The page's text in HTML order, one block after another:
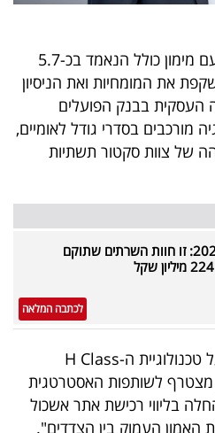
בהמשך דבריו, ציין ארבל: "עם מימון כולל הנאמד בכ-5.7
את המומחיות ואת הניסיון
העסקית בבנק הפועלים
מורכבים בסדרי גודל לאומיים,
של צוות סקטור תשתיות
החל משנת 2027: זו חוות השרתים שתוקם
לכתבה המלאה
הפרויקט הנוכחי, המבוסס על טכנולוגיית ה-H Class
לשותפות האסטרטגית
בליווי רכישת אתר אשכול
העמוק בין הצדדים".